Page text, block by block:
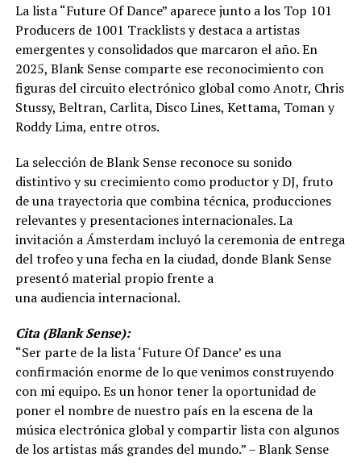
La lista “Future Of Dance” aparece junto a los Top 101
Producers de 1001 Tracklists y destaca a artistas
emergentes y consolidados que marcaron el año. En
2025, Blank Sense comparte ese reconocimiento con
figuras del circuito electrónico global como Anotr, Chris
Stussy, Beltran, Carlita, Disco Lines, Kettama, Toman y
Roddy Lima, entre otros.
La selección de Blank Sense reconoce su sonido
distintivo y su crecimiento como productor y DJ, fruto
de una trayectoria que combina técnica, producciones
relevantes y presentaciones internacionales. La
invitación a Ámsterdam incluyó la ceremonia de entrega
del trofeo y una fecha en la ciudad, donde Blank Sense
presentó material propio frente a
una audiencia internacional.
Cita (Blank Sense):
“Ser parte de la lista ‘Future Of Dance’ es una
confirmación enorme de lo que venimos construyendo
con mi equipo. Es un honor tener la oportunidad de
poner el nombre de nuestro país en la escena de la
música electrónica global y compartir lista con algunos
de los artistas más grandes del mundo.” – Blank Sense